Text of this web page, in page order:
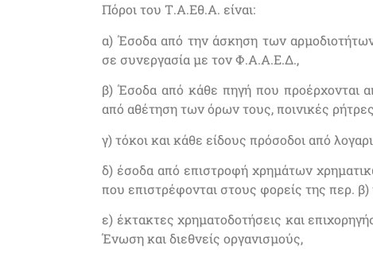
Πόροι του Τ.Α.Εθ.Α. είναι:
α) Έσοδα από την άσκηση των
σε συνεργασία με τον Φ.Α.Α.Ε.Δ.,
β) Έσοδα από κάθε πηγή που προέρχονται
από αθέτηση των όρων τους, ποινικές
γ) τόκοι και κάθε είδους πρόσοδοι από
δ) έσοδα από επιστροφή χρημάτων
που επιστρέφονται στους φορείς της περ.
ε) έκτακτες χρηματοδοτήσεις και
Ένωση και διεθνείς οργανισμούς,